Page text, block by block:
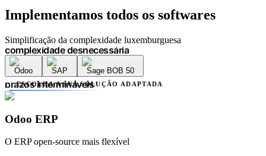
prazos intermináveis
múltiplos prestadores
complexidade desnecessária
erros contabilísticos
atrasos administrativos
prazos intermináveis
falta de transparência
complexidade desnecessária
atrasos administrativos
Implementamos todos os softwares
Simplificação da complexidade luxemburguesa
Odoo SAP Sage BOB 50
ESCOLHA A SUA SOLUÇÃO ADAPTADA
Odoo ERP
O ERP open-source mais flexível